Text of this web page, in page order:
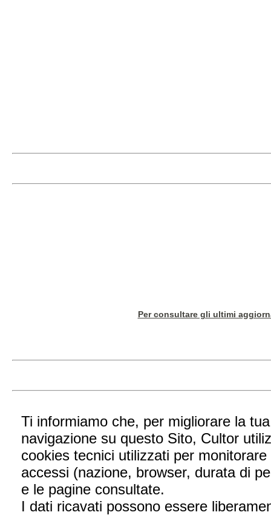
Per consultare gli ultimi
Ti informiamo che, per migliorare la
navigazione su questo Sito, Cultor
cookies tecnici utilizzati per
accessi (nazione, browser, durata di
e le pagine consultate.
I dati ricavati possono essere